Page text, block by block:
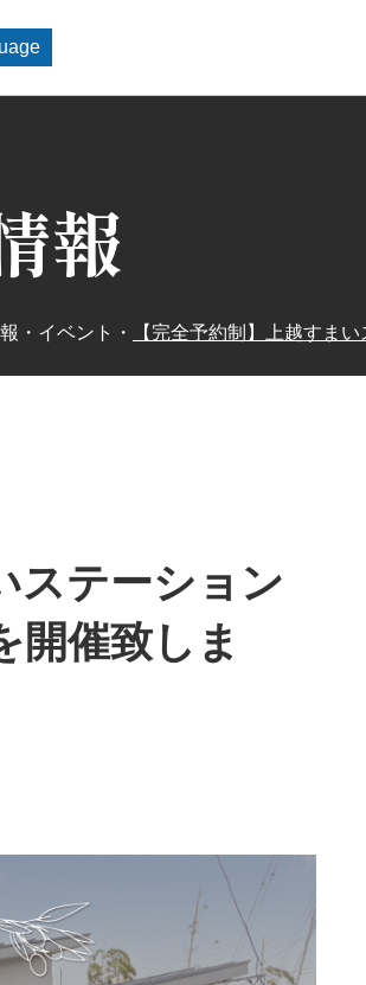
報
・ イベント ・ 【完全予約制】上越すま
ステーション
開催致しま